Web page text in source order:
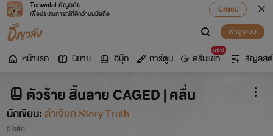
Tunwalai ธัญวลัย
เพื่อประสบการณ์ที่ดีกว่าบนมือถือ
เปิดแอป
เข้าสู่ระบบ
หน้าแรก นิยาย อีบุ๊ก การ์ตูน
มาใหม่
ดรีมแชท ธัญลิสต์
ตัวร้าย สิ้นลาย CAGED | คลื่น
นักเขียน:ลำเจียก Story Truth
อีโรติก